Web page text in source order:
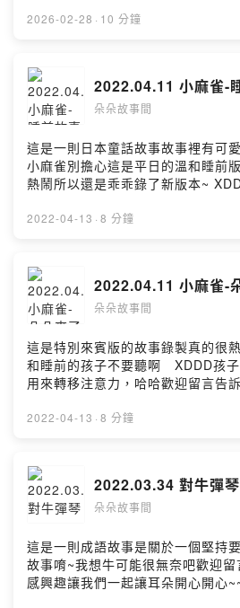
2026-02-28 · 10 分鐘
2022.04.11 小麻雀-
朵朵故事間
這是一則日本童話故事故事裡有可
小麻雀別擔心這是平日的溫和睡前
熱鬧所以還是乖乖錄了新版本~
Firstory Hosting
2022-04-13 · 8 分鐘
2022.04.11 小麻雀-
朵朵故事間
這是特別來賓版的故事錄製真的很
和睡前的孩子不要聽啊 XDDD孩
用來轉移注意力，哈哈歡迎留言告
Hosting
2022-04-13 · 8 分鐘
2022.03.34 對牛彈琴
朵朵故事間
這是一則成語故事是關於一個堅持
故事唷~我想牛可能很無奈吧歡迎
感興趣讓我們一起讓耳朵開心開心